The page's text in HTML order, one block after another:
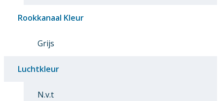
Rookkanaal Kleur
Grijs
Luchtkleur
N.v.t